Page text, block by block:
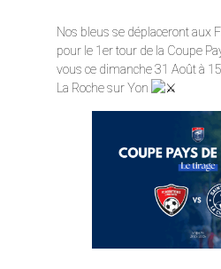
Nos bleus se déplaceront aux
pour le 1er tour de la Coupe
vous ce dimanche 31 Août à
La Roche sur Yon